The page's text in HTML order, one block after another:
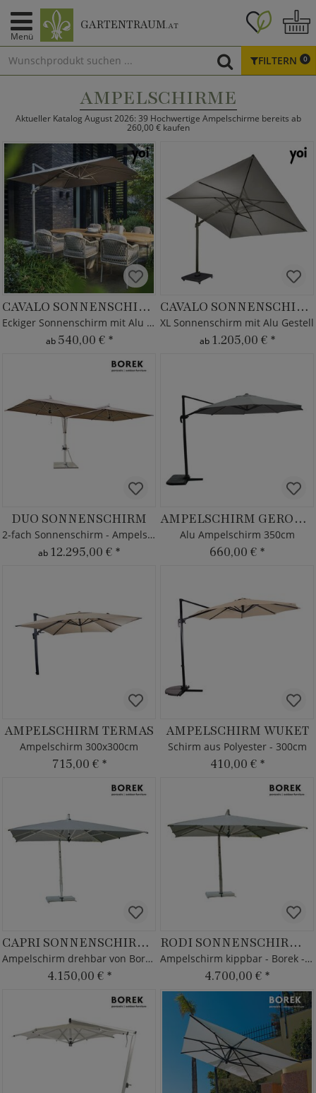
Menü
GARTENTRAUM.AT
FILTERN 0
AMPELSCHIRME
Aktueller Katalog August 2026: 39 Hochwertige Ampelschirme bereits ab
260,00 € kaufen
CAVALO SONNENSCHIRM
Eckiger Sonnenschirm mit Alu Gestell
ab 540,00 € *
CAVALO SONNENSCHIRM XL
XL Sonnenschirm mit Alu Gestell
ab 1.205,00 € *
DUO SONNENSCHIRM
2-fach Sonnenschirm - Ampelschirm XXL - Borek
ab 12.295,00 € *
AMPELSCHIRM GERONDO
Alu Ampelschirm 350cm
660,00 € *
AMPELSCHIRM TERMAS
Ampelschirm 300x300cm
715,00 € *
AMPELSCHIRM WUKET
Schirm aus Polyester - 300cm
410,00 € *
CAPRI SONNENSCHIRM SILVER
Ampelschirm drehbar von Borek - Alu Rahmen
4.150,00 € *
RODI SONNENSCHIRM GRAPHITE
Ampelschirm kippbar - Borek - mit Schirmständer
4.700,00 € *